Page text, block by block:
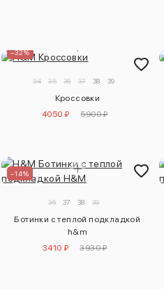
–32%
34 35 36 37 38 39
Кроссовки
4050 ₽
5900 ₽
–14%
36 37 38 39
Ботинки с теплой подкладкой
h&m
3410 ₽
3930 ₽